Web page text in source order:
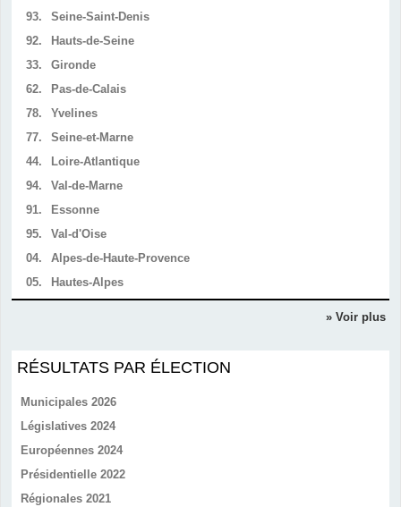
93.
Seine-Saint-Denis
92.
Hauts-de-Seine
33.
Gironde
62.
Pas-de-Calais
78.
Yvelines
77.
Seine-et-Marne
44.
Loire-Atlantique
94.
Val-de-Marne
91.
Essonne
95.
Val-d'Oise
04.
Alpes-de-Haute-Provence
05.
Hautes-Alpes
» Voir plus
RÉSULTATS PAR ÉLECTION
Municipales 2026
Législatives 2024
Européennes 2024
Présidentielle 2022
Régionales 2021